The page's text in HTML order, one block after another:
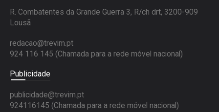
R. Combatentes da Grande Guerra 3, R/ch drt, 3200-909
Lousã
redacao@trevim.pt
924 116 145 (Chamada para a rede móvel nacional)
Publicidade
publicidade@trevim.pt
924116145 (Chamada para a rede móvel nacional)